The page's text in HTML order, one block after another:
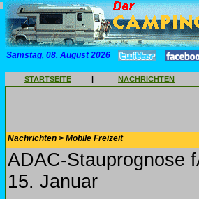
Samstag, 08. August 2026
STARTSEITE | NACHRICHTEN
Nachrichten > Mobile Freizeit
ADAC-Stauprognose
15. Januar